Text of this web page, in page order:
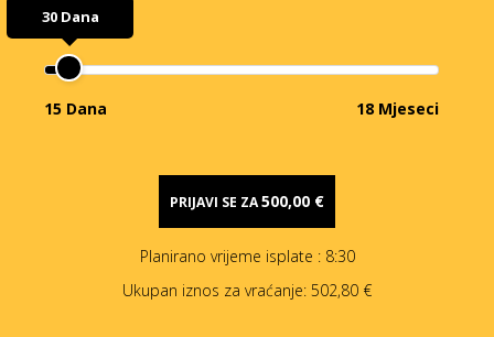
30 Dana
15 Dana 18 Mjeseci
PRIJAVI SE ZA500,00 €
Planirano vrijeme isplate : 8:30
Ukupan iznos za vraćanje: 502,80 €